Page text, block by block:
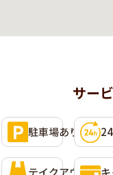
サー
利用可能なサービス
選択して条件に含める
駐車場あり
テイクアウト